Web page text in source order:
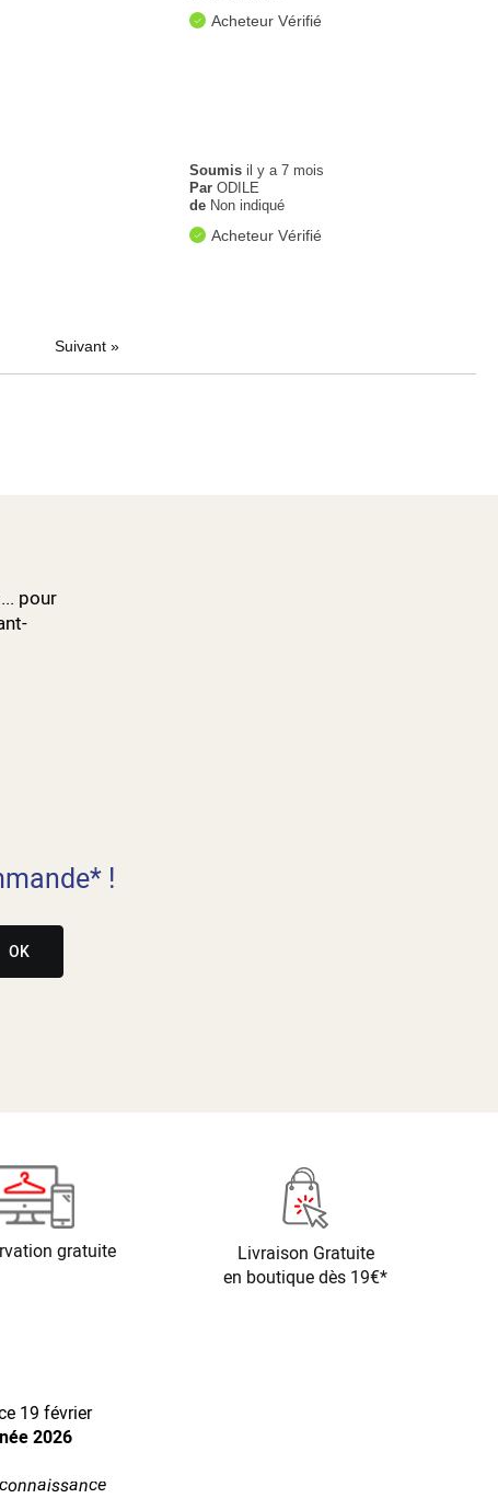
Acheteur Vérifié
Soumisil y a 7 mois
Par ODILE
de Non indiqué
Acheteur Vérifié
Suivant »
pour
!
OK
gratuite
Livraison Gratuite
en boutique dès 19€*
19 février
2026